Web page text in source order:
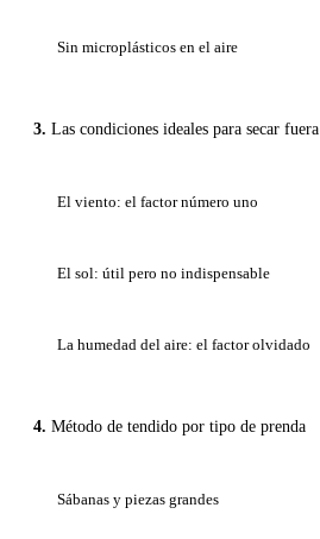
Sin microplásticos en el aire
Las condiciones ideales para secar fuera
El viento: el factor número uno
El sol: útil pero no indispensable
La humedad del aire: el factor olvidado
Método de tendido por tipo de prenda
Sábanas y piezas grandes